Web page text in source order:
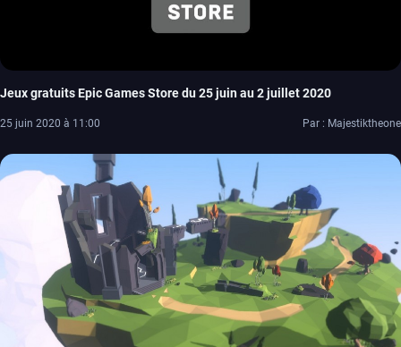
Jeux gratuits Epic Games Store du 25 juin au 2 juillet 2020
25 juin 2020 à 11:00 Par : Majestiktheone